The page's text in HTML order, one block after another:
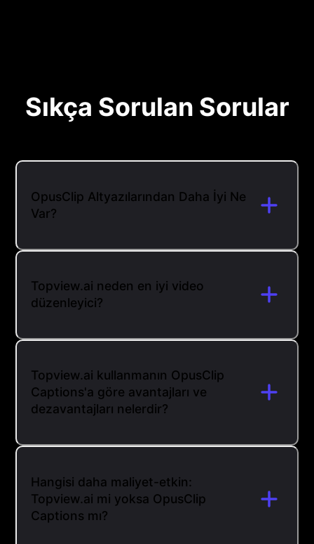
Sıkça Sorulan Sorular
OpusClip Altyazılarından Daha İyi Ne
Var?
Topview.ai neden en iyi video
düzenleyici?
Topview.ai kullanmanın OpusClip
Captions'a göre avantajları ve
dezavantajları nelerdir?
Hangisi daha maliyet-etkin:
Topview.ai mi yoksa OpusClip
Captions mı?